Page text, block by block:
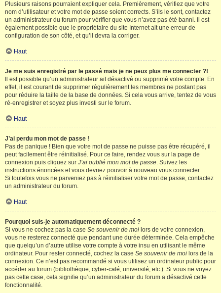
Plusieurs raisons pourraient expliquer cela. Premièrement, vérifiez que votre
nom d’utilisateur et votre mot de passe soient corrects. S’ils le sont, contactez
un administrateur du forum pour vérifier que vous n’avez pas été banni. Il est
également possible que le propriétaire du site Internet ait une erreur de
configuration de son côté, et qu’il devra la corriger.
Haut
Je me suis enregistré par le passé mais je ne peux plus me connecter ?!
Il est possible qu’un administrateur ait désactivé ou supprimé votre compte. En
effet, il est courant de supprimer régulièrement les membres ne postant pas
pour réduire la taille de la base de données. Si cela vous arrive, tentez de vous
ré-enregistrer et soyez plus investi sur le forum.
Haut
J’ai perdu mon mot de passe !
Pas de panique ! Bien que votre mot de passe ne puisse pas être récupéré, il
peut facilement être réinitialisé. Pour ce faire, rendez vous sur la page de
connexion puis cliquez sur J’ai oublié mon mot de passe. Suivez les
instructions énoncées et vous devriez pouvoir à nouveau vous connecter.
Si toutefois vous ne parveniez pas à réinitialiser votre mot de passe, contactez
un administrateur du forum.
Haut
Pourquoi suis-je automatiquement déconnecté ?
Si vous ne cochez pas la case Se souvenir de moi lors de votre connexion,
vous ne resterez connecté que pendant une durée déterminée. Cela empêche
que quelqu’un d’autre utilise votre compte à votre insu en utilisant le même
ordinateur. Pour rester connecté, cochez la case Se souvenir de moi lors de la
connexion. Ce n’est pas recommandé si vous utilisez un ordinateur public pour
accéder au forum (bibliothèque, cyber-café, université, etc.). Si vous ne voyez
pas cette case, cela signifie qu’un administrateur du forum a désactivé cette
fonctionnalité.